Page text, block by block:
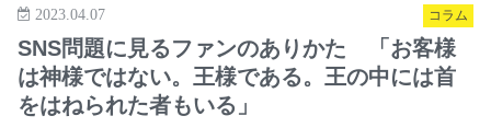
コラム
2023.04.07
SNS問題に見るファンのありかた 「お客様
は神様ではない。王様である。王の中には首
をはねられた者もいる」